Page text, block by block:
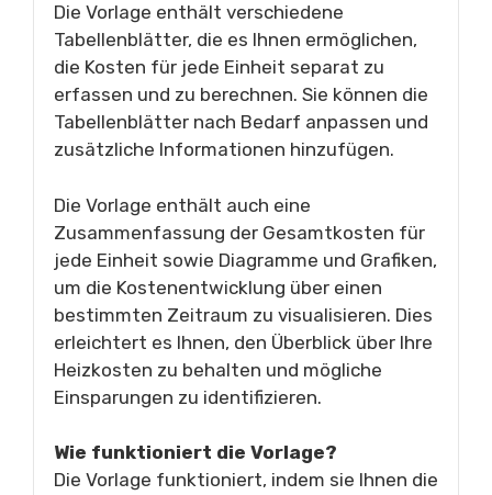
Die Vorlage enthält verschiedene
Tabellenblätter, die es Ihnen ermöglichen,
die Kosten für jede Einheit separat zu
erfassen und zu berechnen. Sie können die
Tabellenblätter nach Bedarf anpassen und
zusätzliche Informationen hinzufügen.
Die Vorlage enthält auch eine
Zusammenfassung der Gesamtkosten für
jede Einheit sowie Diagramme und Grafiken,
um die Kostenentwicklung über einen
bestimmten Zeitraum zu visualisieren. Dies
erleichtert es Ihnen, den Überblick über Ihre
Heizkosten zu behalten und mögliche
Einsparungen zu identifizieren.
Wie funktioniert die Vorlage?
Die Vorlage funktioniert, indem sie Ihnen die